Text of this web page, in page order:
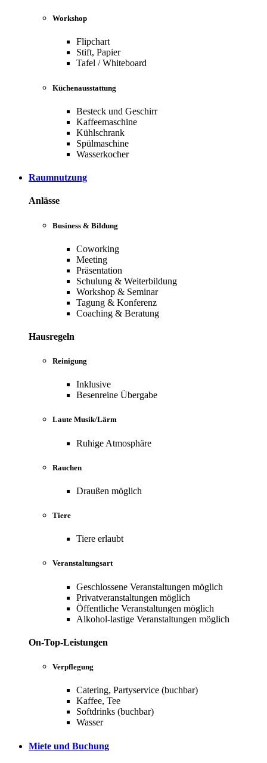
Workshop
Flipchart
Stift, Papier
Tafel / Whiteboard
Küchenausstattung
Besteck und Geschirr
Kaffeemaschine
Kühlschrank
Spülmaschine
Wasserkocher
Raumnutzung
Anlässe
Business & Bildung
Coworking
Meeting
Präsentation
Schulung & Weiterbildung
Workshop & Seminar
Tagung & Konferenz
Coaching & Beratung
Hausregeln
Reinigung
Inklusive
Besenreine Übergabe
Laute Musik/Lärm
Ruhige Atmosphäre
Rauchen
Draußen möglich
Tiere
Tiere erlaubt
Veranstaltungsart
Geschlossene Veranstaltungen möglich
Privatveranstaltungen möglich
Öffentliche Veranstaltungen möglich
Alkohol-lastige Veranstaltungen möglich
On-Top-Leistungen
Verpflegung
Catering, Partyservice (buchbar)
Kaffee, Tee
Softdrinks (buchbar)
Wasser
Miete und Buchung